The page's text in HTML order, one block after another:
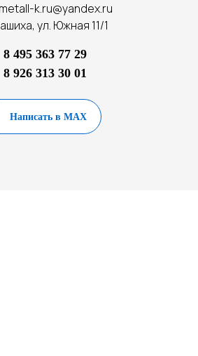
k.ru@yandex.ru
ул. Южная 11/1
8 495 363 77 29
8 926 313 30 01
Написать в MAX